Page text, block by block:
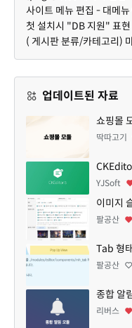
사이트 메뉴 편집 - 대메
첫 설치시 "DB 지원" 표현
업데이트된 자료
쇼핑몰
딱따고기
YJSoft
이미지
팔공산
Tab 형
팔공산
종합 알
리버스